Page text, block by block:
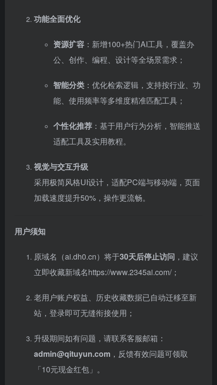
功能全面优化
资源扩容 ：新增100+热门AI工具，覆盖办
公、创作、编程、设计等全场景需求；
智能分类 ：优化检索逻辑，支持按行业、功
能、使用频率等多维度精准匹配工具；
个性化推荐 ：基于用户行为分析，智能推送
适配工具及实用教程。
视觉与交互升级
采用极简风格UI设计，适配PC端与移动端，页面
加载速度提升50%，操作更流畅。
用户须知
原域名（ai.dh0.cn）将于30天后停止访问 ，建议
立即收藏新域名https://www.2345ai.com/；
老用户账户权益、历史收藏数据已自动迁移至新
站，登录即可无缝衔接使用；
升级期间如有问题，请联系客服邮箱：
admin@qituyun.com ，反馈有效问题可领取
「10元现金红包」。